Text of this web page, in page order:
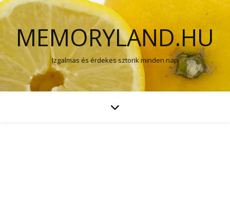
MEMORYLAND.HU
Izgalmas és érdekes sztorik minden nap